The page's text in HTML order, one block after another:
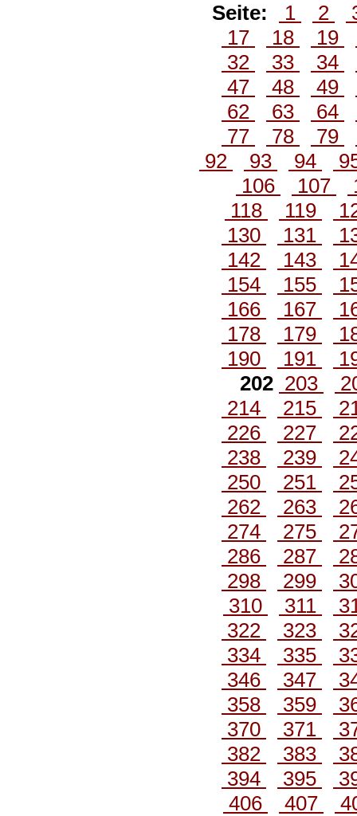
Seite: 1 2
17
18 19
32
33 34
47
48 49
62
63 64
77
78 79
92
93 94
106
107
118
119
130
131
142
143
154
155
166
167
178
179
190
191
202 203
214
215
226
227
238
239
250
251
262
263
274
275
286
287
298
299
310
311
322
323
334
335
346
347
358
359
370
371
382
383
394
395
406
407